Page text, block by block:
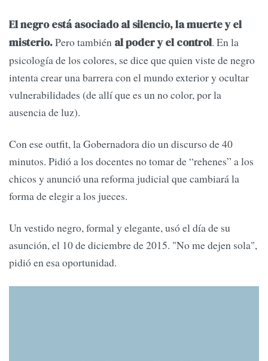
El negro está asociado al silencio, la muerte y el
misterio.Pero también al poder y el control. En la
psicología de los colores, se dice que quien viste de negro
intenta crear una barrera con el mundo exterior y ocultar
vulnerabilidades (de allí que es un no color, por la
ausencia de luz).
Con ese outfit, la Gobernadora dio un discurso de 40
minutos. Pidió a los docentes no tomar de “rehenes” a los
chicos y anunció una reforma judicial que cambiará la
forma de elegir a los jueces.
Un vestido negro, formal y elegante, usó el día de su
asunción, el 10 de diciembre de 2015. "No me dejen sola",
pidió en esa oportunidad.